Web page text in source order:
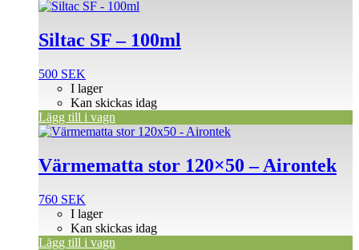
Siltac SF – 100ml
500 SEK
I lager
Kan skickas idag
Lägg till i vagn
Värmematta stor 120×50 – Airontek
760 SEK
I lager
Kan skickas idag
Lägg till i vagn